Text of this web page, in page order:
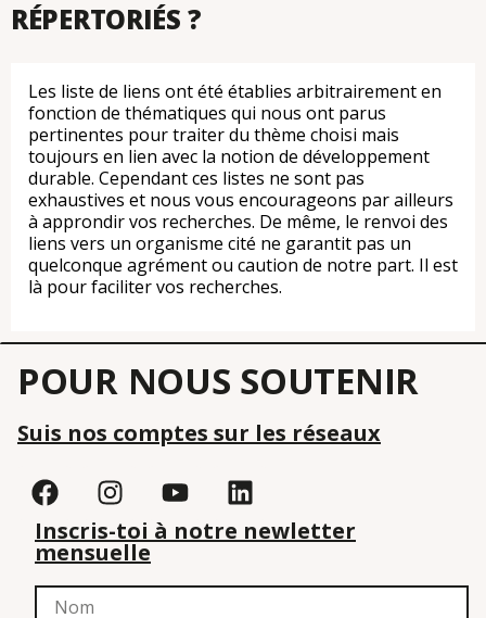
RÉPERTORIÉS ?
Les liste de liens ont été établies arbitrairement en
fonction de thématiques qui nous ont parus
pertinentes pour traiter du thème choisi mais
toujours en lien avec la notion de développement
durable. Cependant ces listes ne sont pas
exhaustives et nous vous encourageons par ailleurs
à approndir vos recherches. De même, le renvoi des
liens vers un organisme cité ne garantit pas un
quelconque agrément ou caution de notre part. Il est
là pour faciliter vos recherches.
POUR NOUS SOUTENIR
Suis nos comptes sur les réseaux
Inscris-toi à notre newletter
mensuelle